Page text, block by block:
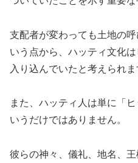
支配者が変わっても土地の
いう点から、ハッティ文化
入り込んでいたと考えられま
また、ハッティ人は単に「
いうだけではありません。
彼らの神々、儀礼、地名、